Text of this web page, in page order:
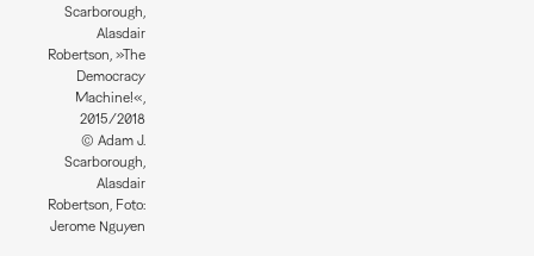
Scarborough,
Alasdair
Robertson, »The
Democracy
Machine!«,
2015/2018
© Adam J.
Scarborough,
Alasdair
Robertson, Foto:
Jerome Nguyen